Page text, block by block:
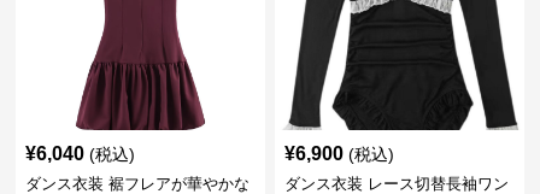
¥6,040 (税込)
ダンス衣装 裾フレアが華やかな
¥6,900 (税込)
ダンス衣装 レース切替長袖ワン